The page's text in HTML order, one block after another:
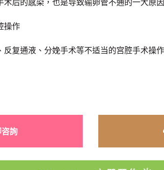
后的感染，也是导致输卵管不通的一大原因
操作
反复通液、分娩手术等不适当的宫腔手术操
咨詢